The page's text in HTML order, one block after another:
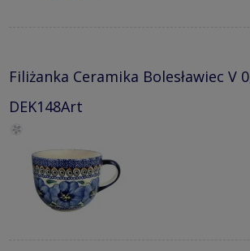
Filiżanka Ceramika Bolesławiec V
DEK148Art